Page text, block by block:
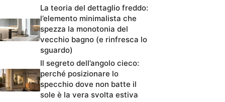
La teoria del dettaglio freddo:
l’elemento minimalista che
spezza la monotonia del
vecchio bagno (e rinfresca lo
sguardo)
Il segreto dell’angolo cieco:
perché posizionare lo
specchio dove non batte il
sole è la vera svolta estiva